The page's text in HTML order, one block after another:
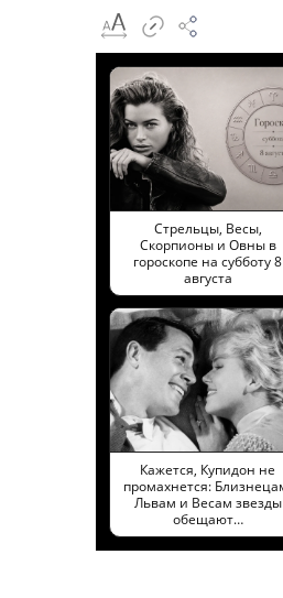
Стрельцы, Весы,
Скорпионы и Овны в
гороскопе на субботу 8
августа
Кажется, Купидон не
промахнется:
Львам и Весам звезды
обещают…